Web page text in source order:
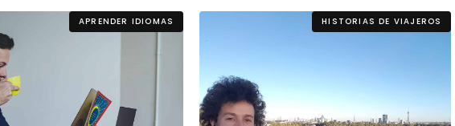
APRENDER IDIOMAS HISTORIAS DE VIAJEROS